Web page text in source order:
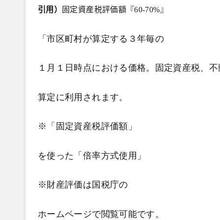
引用） 固定資産税評価額『60-70% 』
「市区町村が算定する３年毎の
１月１日時点における価格。固定資産税、
算定に利用されます。
※「固定資産税評価額」
を使った「倍率方式使用」
※財産評価は国税庁の
ホームページで閲覧可能です。